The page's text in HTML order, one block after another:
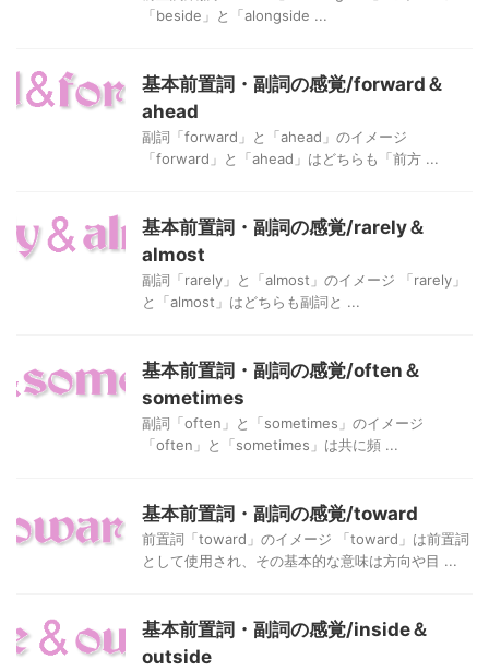
「beside」と「alongside ...
基本前置詞・副詞の感覚/forward＆
ahead
副詞「forward」と「ahead」のイメージ
「forward」と「ahead」はどちらも「前方 ...
基本前置詞・副詞の感覚/rarely＆
almost
副詞「rarely」と「almost」のイメージ 「rarely」
と「almost」はどちらも副詞と ...
基本前置詞・副詞の感覚/often＆
sometimes
副詞「often」と「sometimes」のイメージ
「often」と「sometimes」は共に頻 ...
基本前置詞・副詞の感覚/toward
前置詞「toward」のイメージ 「toward」は前置詞
として使用され、その基本的な意味は方向や目 ...
基本前置詞・副詞の感覚/inside＆
outside